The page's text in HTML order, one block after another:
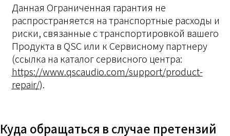
Данная Ограниченная гарантия не
распространяется на транспортные расходы и
риски, связанные с транспортировкой вашего
Продукта в QSC или к Сервисному партнеру
(ссылка на каталог сервисного центра:
https://www.qscaudio.com/support/product-
repair/).
Куда обращаться в случае претензий